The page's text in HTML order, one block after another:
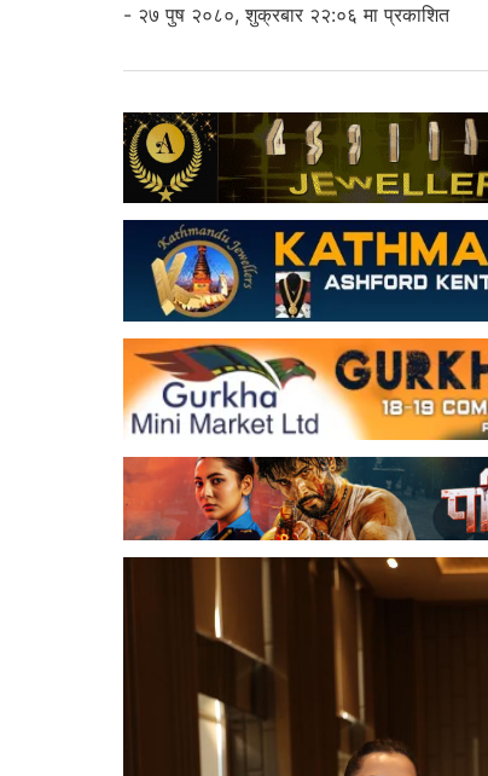
- २७ पुष २०८०, शुक्रबार २२:०६ मा प्रकाशित